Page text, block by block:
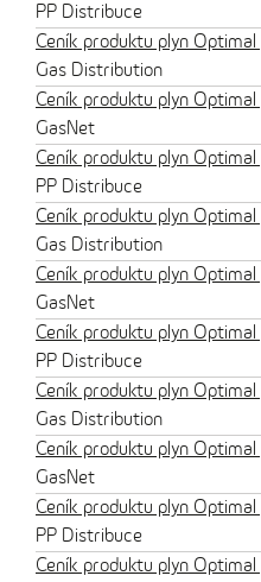
PP Distribuce
Ceník produktu plyn
Gas Distribution
Ceník produktu plyn
GasNet
Ceník produktu plyn
PP Distribuce
Ceník produktu plyn
Gas Distribution
Ceník produktu plyn
GasNet
Ceník produktu plyn
PP Distribuce
Ceník produktu plyn
Gas Distribution
Ceník produktu plyn
GasNet
Ceník produktu plyn
PP Distribuce
Ceník produktu plyn